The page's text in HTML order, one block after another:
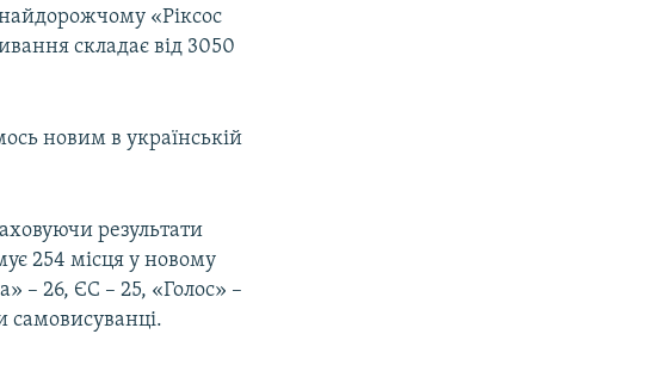
«Ріксос
складає від 3050
новим в українській
результати
254 місця у новому
– 26, ЄС – 25, «Голос» –
самовисуванці.